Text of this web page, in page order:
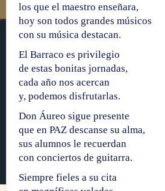
los que el maestro enseñara,
hoy son todos grandes músicos
con su música destacan.
El Barraco es privilegio
de estas bonitas jornadas,
cada año nos acercan
y, podemos disfrutarlas.
Don Áureo sigue presente
que en PAZ descanse su alma,
sus alumnos le recuerdan
con conciertos de guitarra.
Siempre fieles a su cita